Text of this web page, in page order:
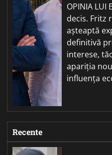
OPINIA LUI
decis. Fritz
așteaptă
definitivă
interese,
apariția
influența
Recente